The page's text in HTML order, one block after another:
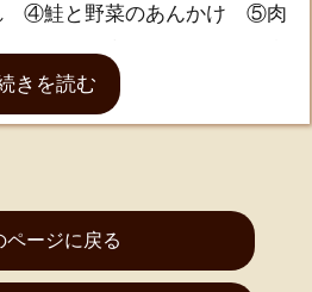
④鮭と野菜のあんかけ ⑤肉
とり ⑧鶏とかぼちゃの煮
⑩すき焼き ⑪照り焼きチキ
ー ⑬チキンのトマト煮 ⑭デ
以上のものを納品させていた
きを読む
ページに戻る